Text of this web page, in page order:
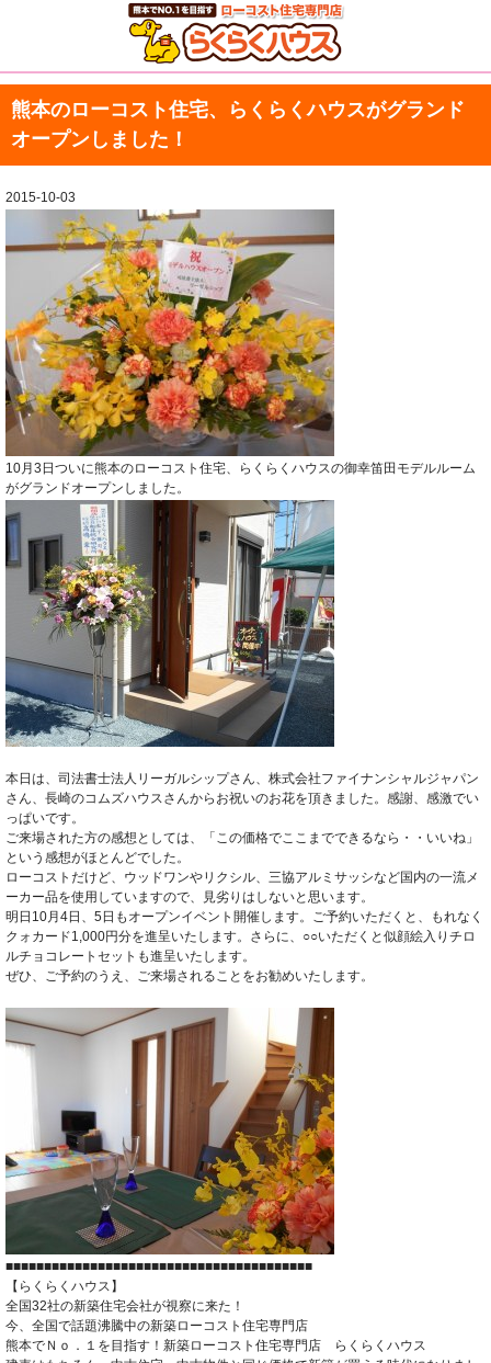
熊本のローコスト住宅、らくらくハウスがグランド
オープンしました！
2015-10-03
10月3日ついに熊本のローコスト住宅、らくらくハウスの御幸笛田モデルルーム
がグランドオープンしました。
本日は、司法書士法人リーガルシップさん、株式会社ファイナンシャルジャパン
さん、長崎のコムズハウスさんからお祝いのお花を頂きました。感謝、感激でい
っぱいです。
ご来場された方の感想としては、「この価格でここまでできるなら・・いいね」
という感想がほとんどでした。
ローコストだけど、ウッドワンやリクシル、三協アルミサッシなど国内の一流メ
ーカー品を使用していますので、見劣りはしないと思います。
明日10月4日、5日もオープンイベント開催します。ご予約いただくと、もれなく
クォカード1,000円分を進呈いたします。さらに、○○いただくと似顔絵入りチロ
ルチョコレートセットも進呈いたします。
ぜひ、ご予約のうえ、ご来場されることをお勧めいたします。
■■■■■■■■■■■■■■■■■■■■■■■■■■■■■■■■■■■■■■■■
【らくらくハウス】
全国32社の新築住宅会社が視察に来た！
今、全国で話題沸騰中の新築ローコスト住宅専門店
熊本でＮｏ．１を目指す！新築ローコスト住宅専門店 らくらくハウス